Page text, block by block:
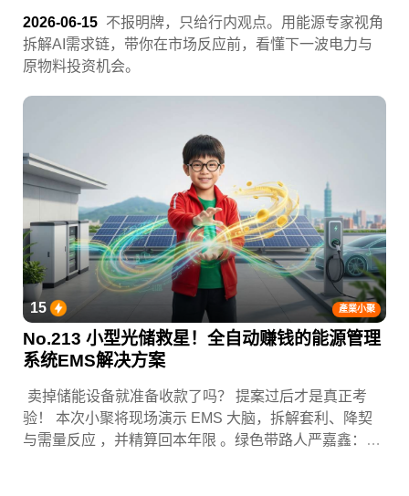
2026-06-15 不报明牌，只给行内观点。用能源专家视角
拆解AI需求链，带你在市场反应前，看懂下一波电力与
原物料投资机会。
產業小聚
15
No.213 小型光储救星！全自动赚钱的能源管理
系统EMS解决方案
卖掉储能设备就准备收款了吗？ 提案过后才是真正考
验！ 本次小聚将现场演示 EMS 大脑，拆解套利、降契
与需量反应 ，并精算回本年限 。绿色带路人严嘉鑫：